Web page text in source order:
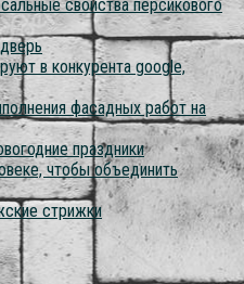
свойства персикового
в конкурента google,
фасадных работ на
праздники
чтобы объединить
стрижки